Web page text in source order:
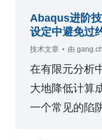
Abaqus进阶
设定中避免过
技术文章 由
在有限元分析
大地降低计算
一个常见的陷